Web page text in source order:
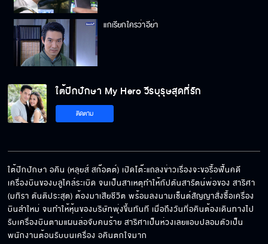
แกเรียกใครว่าอีย่า
ผิดที่มีย่าเห็นแก่ตัว
ช่วยด้วยความน่ารักเข้าตา
ใต้ปีกปักษา My Hero วีรบุรุษสุดที่รัก
ติดตาม
ใต้ปีกปักษา อคิน (หลุยส์ สก๊อตต์) เปิดโต๊ะแถลงข่าวเรื่องจะขอรื้อฟื้นคดี
เครื่องบินของบลูไคล์ระเบิด จนเป็นสาเหตุทำให้กัปตันสารัตน์พ่อของ สาริศา
(มทิรา ตันติประสุต) ต้องมาเสียชีวิต พร้อมลงนามเซ็นต์สัญญาสั่งซื้อเครื่อง
บินลำใหม่ จนทำให้หุ้นของบริษัทพุ่งขึ้นทันที เมื่อถึงวันที่อคินต้องเดินทางไป
รับเครื่องบินตามแผนล่อจับคนร้าย สาริศาเป็นห่วงเลยแอบปลอมตัวเป็น
พนักงานต้อนรับบนเครื่อง อคินตกใจมาก